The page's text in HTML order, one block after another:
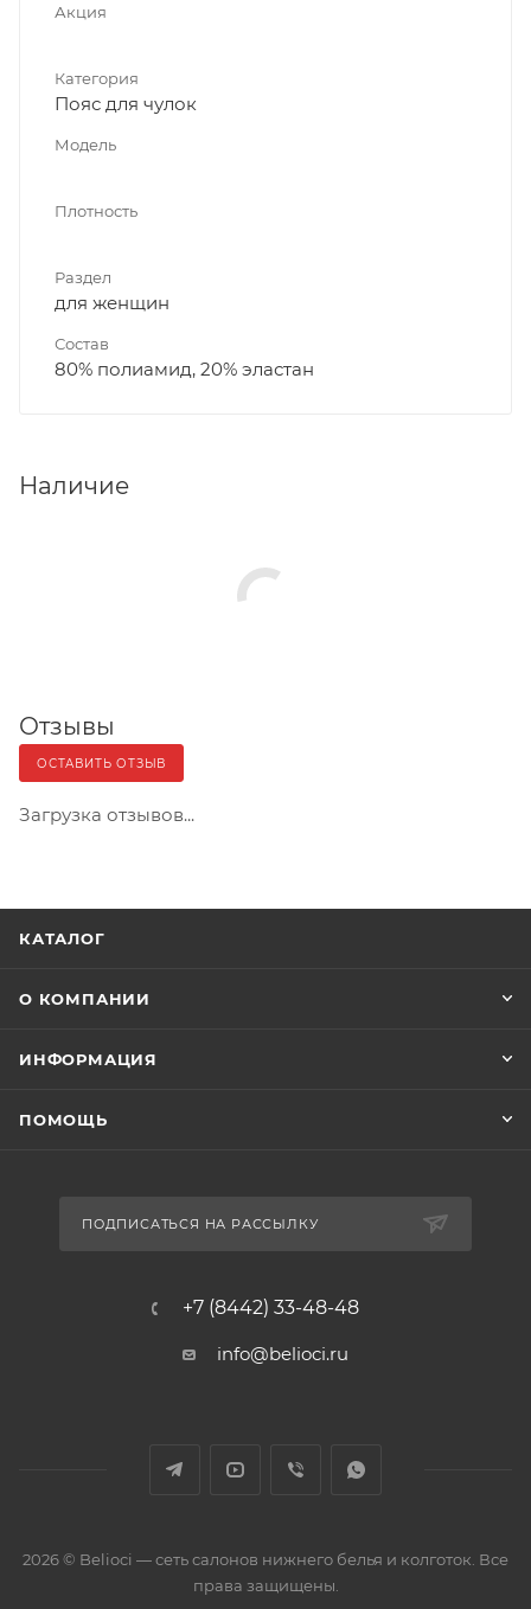
Акция
Категория
Пояс для чулок
Модель
Плотность
Раздел
для женщин
Состав
80% полиамид, 20% эластан
Наличие
Отзывы
ОСТАВИТЬ ОТЗЫВ
Загрузка отзывов...
КАТАЛОГ
О КОМПАНИИ
ИНФОРМАЦИЯ
ПОМОЩЬ
ПОДПИСАТЬСЯ НА РАССЫЛКУ
+7 (8442) 33-48-48
info@belioci.ru
2026 © Belioci — сеть салонов нижнего белья и колготок. Все
права защищены.